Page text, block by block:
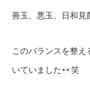
善玉、悪玉、日和見
このバランスを整
いていました
笑